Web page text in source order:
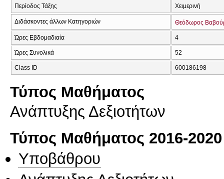
Περίοδος Τάξης Χειμερινή
Διδάσκοντες άλλων Κατηγοριών Θεόδωρος
Ώρες Εβδομαδιαία 4
Ώρες Συνολικά 52
Class ID 600186198
Τύπος Μαθήματος
Ανάπτυξης Δεξιοτήτων
Τύπος Μαθήματος 2016-2020
Υποβάθρου